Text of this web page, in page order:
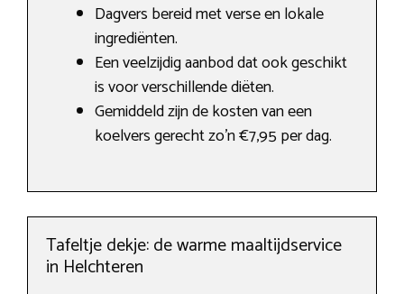
Dagvers bereid met verse en lokale
ingrediënten.
Een veelzijdig aanbod dat ook geschikt
is voor verschillende diëten.
Gemiddeld zijn de kosten van een
koelvers gerecht zo’n €7,95 per dag.
Tafeltje dekje: de warme maaltijdservice
in Helchteren